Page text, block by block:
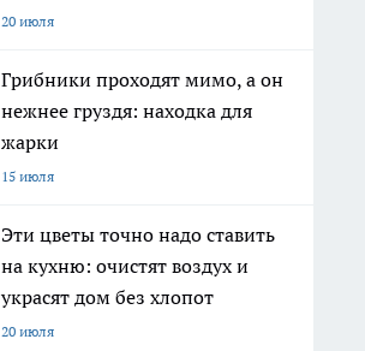
20 июля
Грибники проходят мимо, а он
нежнее груздя: находка для
жарки
15 июля
Эти цветы точно надо ставить
на кухню: очистят воздух и
украсят дом без хлопот
20 июля